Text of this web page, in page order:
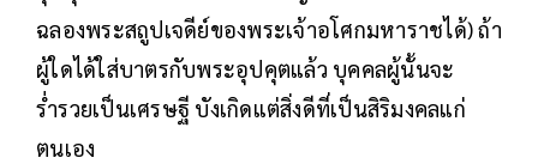
ฉลองพระสถูปเจดีย์ของพระเจ้าอโศกมหาราชได้) ถ้า
ผู้ใดได้ใส่บาตรกับพระอุปคุตแล้ว บุคคลผู้นั้นจะ
ร่ำรวยเป็นเศรษฐี บังเกิดแต่สิ่งดีที่เป็นสิริมงคลแก่
ตนเอง